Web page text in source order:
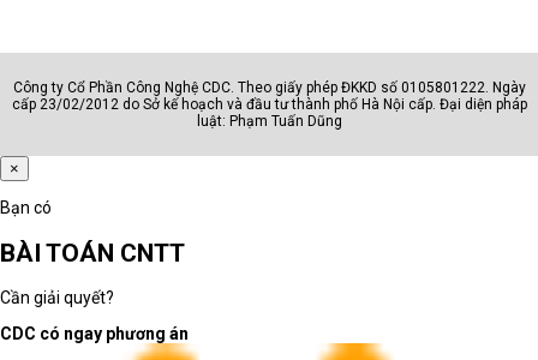
Công ty Cổ Phần Công Nghệ CDC. Theo giấy phép ĐKKD số 0105801222. Ngày
cấp 23/02/2012 do Sở kế hoạch và đầu tư thành phố Hà Nội cấp. Đại diện pháp
luật: Phạm Tuấn Dũng
×
Bạn có
BÀI TOÁN CNTT
Cần giải quyết?
CDC có ngay phương án